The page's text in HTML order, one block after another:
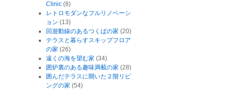
Clinic (8)
レトロモダンなフルリノベーシ
ョン (13)
回遊動線のあるつくばの家 (20)
テラスと暮らすスキップフロア
の家 (26)
遠くの海を望む家 (34)
囲炉裏のある趣味満載の家 (28)
囲んだテラスに開いた２階リビ
ングの家 (54)